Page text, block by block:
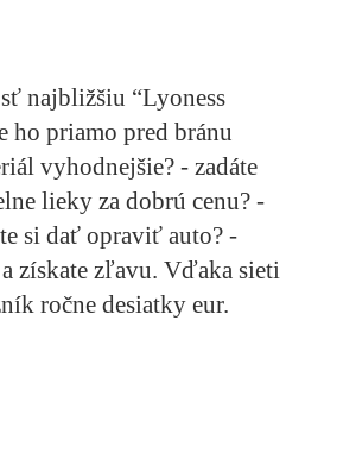
najbližšiu “Lyoness
ho priamo pred bránu
vyhodnejšie? - zadáte
lieky za dobrú cenu? -
si dať opraviť auto? -
získate zľavu. Vďaka sieti
ročne desiatky eur.